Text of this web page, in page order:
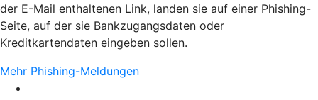
der E-Mail enthaltenen Link, landen sie auf einer Phishing-
Seite, auf der sie Bankzugangsdaten oder
Kreditkartendaten eingeben sollen.
Mehr Phishing-Meldungen